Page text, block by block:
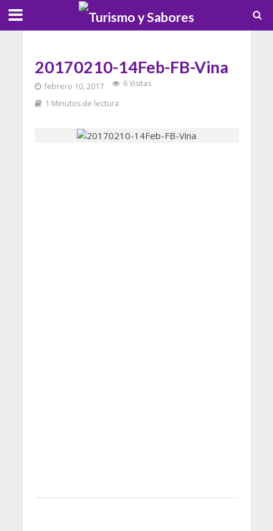
20170210-14Feb-FB-Vina
febrero 10, 2017
6 Visitas
1 Minutos de lectura